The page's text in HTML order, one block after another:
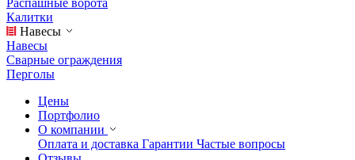
Калитки
Навесы
Навесы
Сварные ограждения
Перголы
Цены
Портфолио
О компании
Оплата и доставка Гарантии Частые вопросы